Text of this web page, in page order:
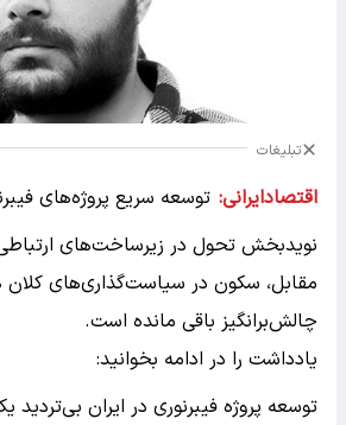
تبلیغات
اقتصادایرانی: توسعه سریع پروژه‌های
نویدبخش تحول در زیرساخت‌های
مقابل، سکون در سیاست‌گذاری‌های
چالش‌برانگیز باقی مانده است.
یادداشت را در ادامه بخوانید:
توسعه پروژه فیبرنوری در ایران بی‌تردید